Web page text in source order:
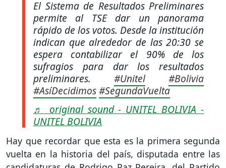
El Sistema de Resultados Preliminares
permite al TSE dar un panorama
rápido de los votos. Desde la institución
indican que alrededor de las 20:30 se
espera contabilizar el 90% de los
sufragios para dar los resultados
preliminares. #Unitel
#Bolivia
#AsíDecidimos#SegundaVuelta
♬ original sound - UNITEL BOLIVIA -
UNITEL BOLIVIA
Hay que recordar que esta es la primera segunda
vuelta en la historia del país, disputada entre las